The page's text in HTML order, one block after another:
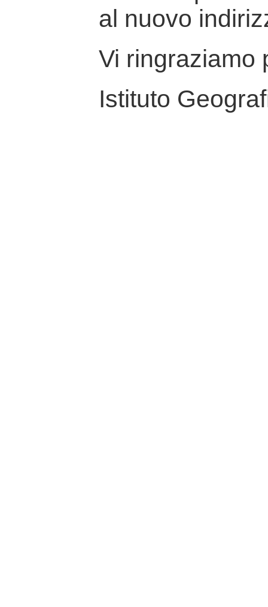
al nuovo
Vi ringraziamo
Istituto